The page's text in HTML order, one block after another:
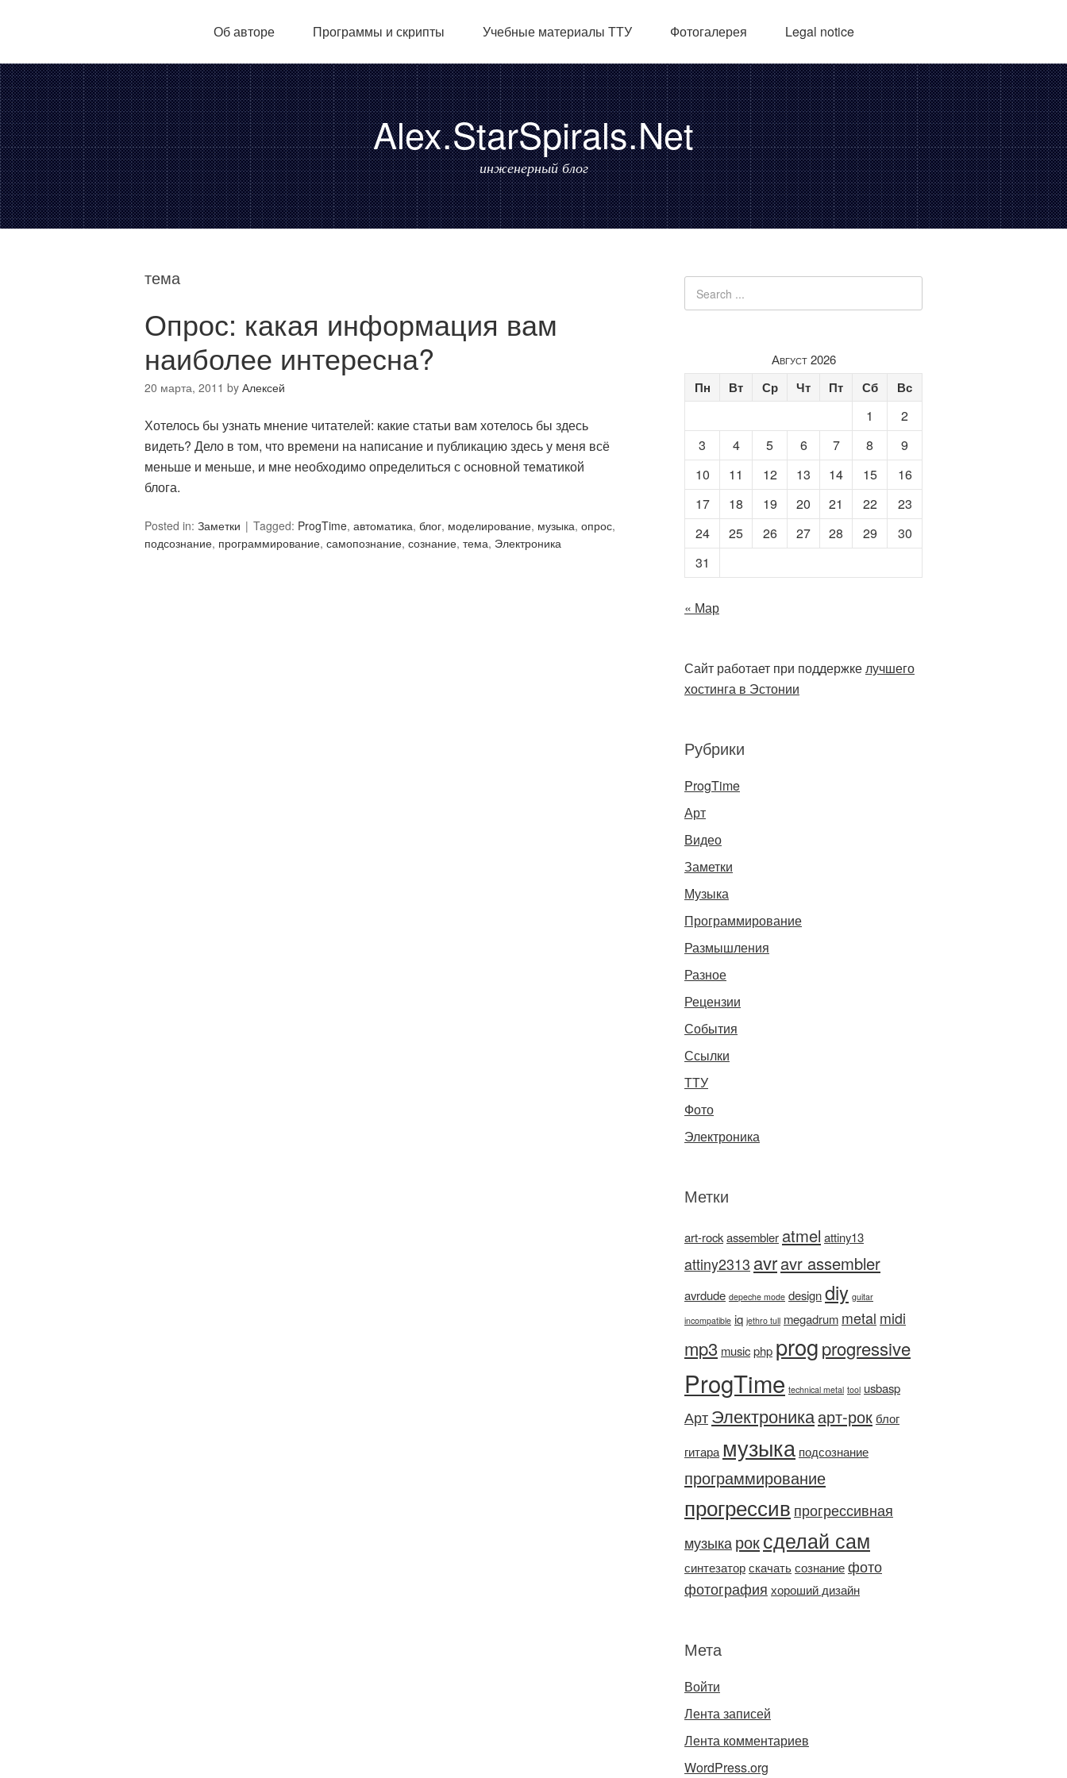
Об авторе Программы и скрипты Учебные материалы ТТУ Фотогалерея Legal notice
Alex.StarSpirals.Net
инженерный блог
тема
Опрос: какая информация вам
наиболее интересна?
20 марта, 2011 by Алексей
Хотелось бы узнать мнение читателей: какие статьи вам хотелось бы здесь
видеть? Дело в том, что времени на написание и публикацию здесь у меня всё
меньше и меньше, и мне необходимо определиться с основной тематикой
блога.
Posted in: Заметки Tagged: ProgTime, автоматика, блог, моделирование, музыка, опрос,
подсознание, программирование, самопознание, сознание, тема, Электроника
Август 2026
Пн Вт Ср Чт Пт Сб Вс
1
2
3
4 5 6 7 8
9
10
11 12 13 14 15
16
17
18 19 20 21 22
23
24
25 26 27 28 29
30
31
« Мар
Сайт работает при поддержкелучшего
хостинга в Эстонии
Рубрики
ProgTime
Арт
Видео
Заметки
Музыка
Программирование
Размышления
Разное
Рецензии
События
Ссылки
ТТУ
Фото
Электроника
Метки
art-rockassembler atmel attiny13
attiny2313 avravr assembler
avrdude depeche mode designdiy guitar
incompatible iq jethro tull megadrum metal midi
mp3 musicphp progprogressive
ProgTime technical metal tool usbasp
Арт Электроникаарт-рок блог
гитара музыка подсознание
программирование
прогрессив прогрессивная
музыка роксделай сам
синтезаторскачатьсознаниефото
фотография хороший дизайн
Мета
Войти
Лента записей
Лента комментариев
WordPress.org